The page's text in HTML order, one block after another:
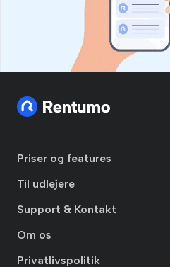
Priser og features
Til udlejere
Support & Kontakt
Om os
Privatlivspolitik